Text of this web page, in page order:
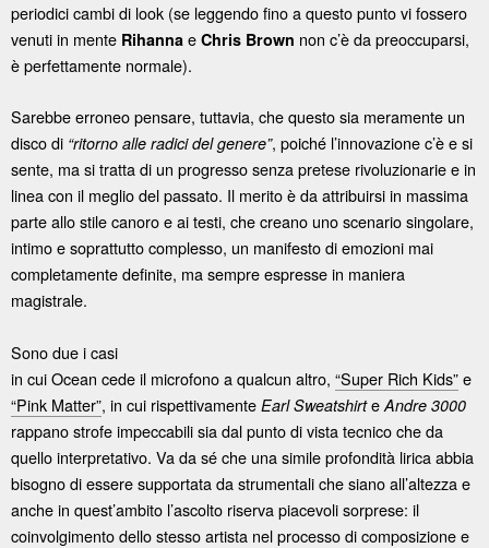
periodici cambi di look (se leggendo fino a questo punto vi fossero
venuti in mente Rihanna e Chris Brown non c’è da preoccuparsi,
è perfettamente normale).
Sarebbe erroneo pensare, tuttavia, che questo sia meramente un
disco di “ritorno alle radici del genere”, poiché l’innovazione c’è e si
sente, ma si tratta di un progresso senza pretese rivoluzionarie e in
linea con il meglio del passato. Il merito è da attribuirsi in massima
parte allo stile canoro e ai testi, che creano uno scenario singolare,
intimo e soprattutto complesso, un manifesto di emozioni mai
completamente definite, ma sempre espresse in maniera
magistrale.
Sono due i casi
in cui Ocean cede il microfono a qualcun altro, “Super Rich Kids”e
“Pink Matter”, in cui rispettivamente Earl Sweatshirte Andre 3000
rappano strofe impeccabili sia dal punto di vista tecnico che da
quello interpretativo. Va da sé che una simile profondità lirica abbia
bisogno di essere supportata da strumentali che siano all’altezza e
anche in quest’ambito l’ascolto riserva piacevoli sorprese: il
coinvolgimento dello stesso artista nel processo di composizione e